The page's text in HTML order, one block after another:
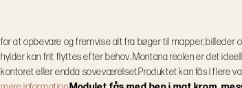
for at opbevare og fremvise alt fra bøger til mapper, billeder
hylder kan frit flyttes efter behov. Montana reolen er det
kontoret eller endda soveværelset.Produktet kan fås I flere